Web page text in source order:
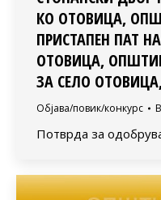
КО ОТОВИЦА,
ПРИСТАПЕН ПАТ
OТОВИЦА,
ЗА СЕЛО
Објава/повик/конкурс
Потврда за